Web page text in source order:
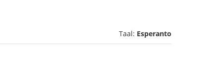
Taal: Esperanto